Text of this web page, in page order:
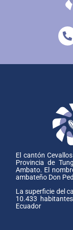
El cantón
Provincia de
Ambato. El
ambateño Don
La superficie del
10.433
Ecuador